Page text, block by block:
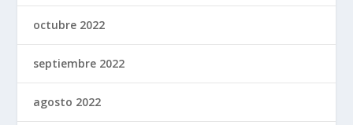
octubre 2022
septiembre 2022
agosto 2022